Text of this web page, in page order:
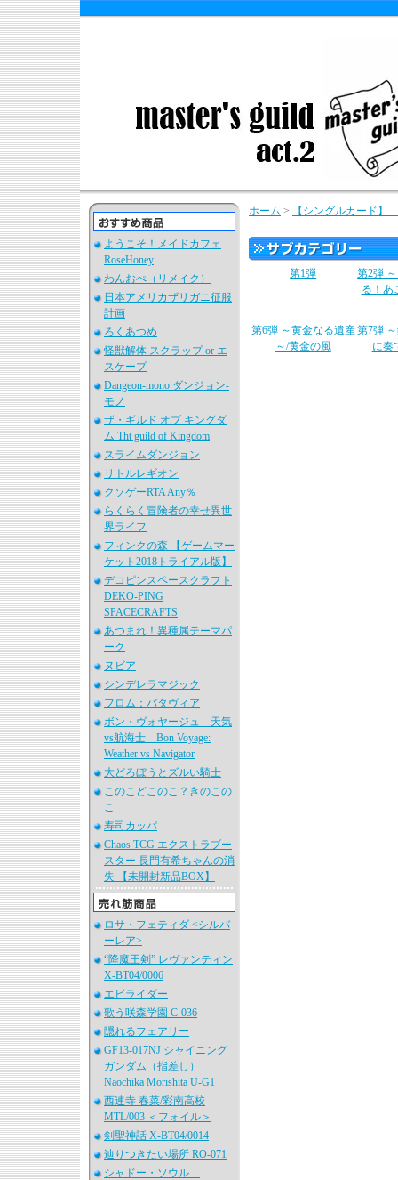
ようこそ！メイドカフェ
RoseHoney
わんおぺ（リメイク）
日本アメリカザリガニ征服
計画
ろくあつめ
怪獣解体 スクラップ or エ
スケープ
Dangeon-mono ダンジョン-
モノ
ザ・ギルド オブ キングダ
ム Tht guild of Kingdom
スライムダンジョン
リトルレギオン
クソゲーRTA Any％
らくらく冒険者の幸せ異世
界ライフ
フィンクの森 【ゲームマー
ケット2018トライアル版】
デコピンスペースクラフト
DEKO-PING
SPACECRAFTS
あつまれ！異種属テーマパ
ーク
ヌビア
シンデレラマジック
フロム：バタヴィア
ボン・ヴォヤージュ 天気
vs航海士 Bon Voyage:
Weather vs Navigator
大どろぼうとズルい騎士
このこどこのこ？きのこの
こ
寿司カッパ
Chaos TCG エクストラブー
スター 長門有希ちゃんの消
失 【未開封新品BOX】
ロサ・フェティダ <シルバ
ーレア>
“降魔王剣” レヴァンティン
X-BT04/0006
エビライダー
歌う咲森学園 C-036
隠れるフェアリー
GF13-017NJ シャイニング
ガンダム（指差し）
Naochika Morishita U-G1
西連寺 春菜/彩南高校
MTL/003 ＜フォイル＞
剣聖神話 X-BT04/0014
辿りつきたい場所 RO-071
シャドー・ソウル
ホーム > 【シングルカード
第1弾
第2弾
る！あ
第6弾 ～黄金なる遺産
～/黄金の風
第7弾
に奏